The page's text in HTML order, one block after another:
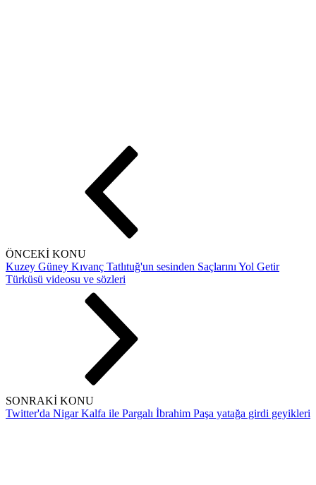
ÖNCEKİ KONU
Kuzey Güney Kıvanç Tatlıtuğ'un sesinden Saçlarını Yol Getir
Türküsü videosu ve sözleri
SONRAKİ KONU
Twitter'da Nigar Kalfa ile Pargalı İbrahim Paşa yatağa girdi geyikleri